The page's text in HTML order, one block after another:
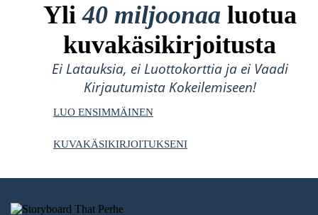
Yli40 miljoonaa luotua
kuvakäsikirjoitusta
Ei Latauksia, ei Luottokorttia ja ei Vaadi
Kirjautumista Kokeilemiseen!
LUO ENSIMMÄINEN
KUVAKÄSIKIRJOITUKSENI